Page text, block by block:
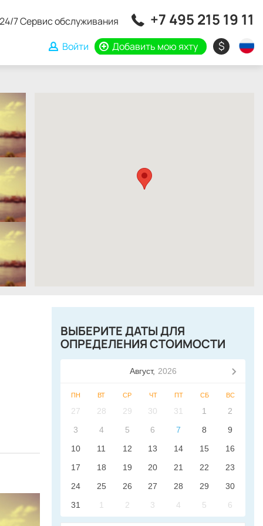
24/7 Сервис обслуживания +7 495 215 19 11
Войти Добавить мою яхту $
ВЫБЕРИТЕ ДАТЫ ДЛЯ
ОПРЕДЕЛЕНИЯ СТОИМОСТИ
Август, 2026
ПН ВТ СР ЧТ ПТ СБ ВС
27 28 29 30 31 1
2
3
4 5 6 7 8
9
10
11 12 13 14 15
16
17
18 19 20 21 22
23
24
25 26 27 28 29
30
31
1 2 3 4 5 6